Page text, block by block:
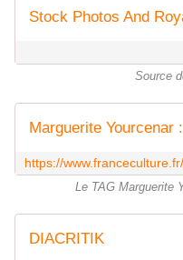
Source
Le TAG Marguerite
DIACRITIK